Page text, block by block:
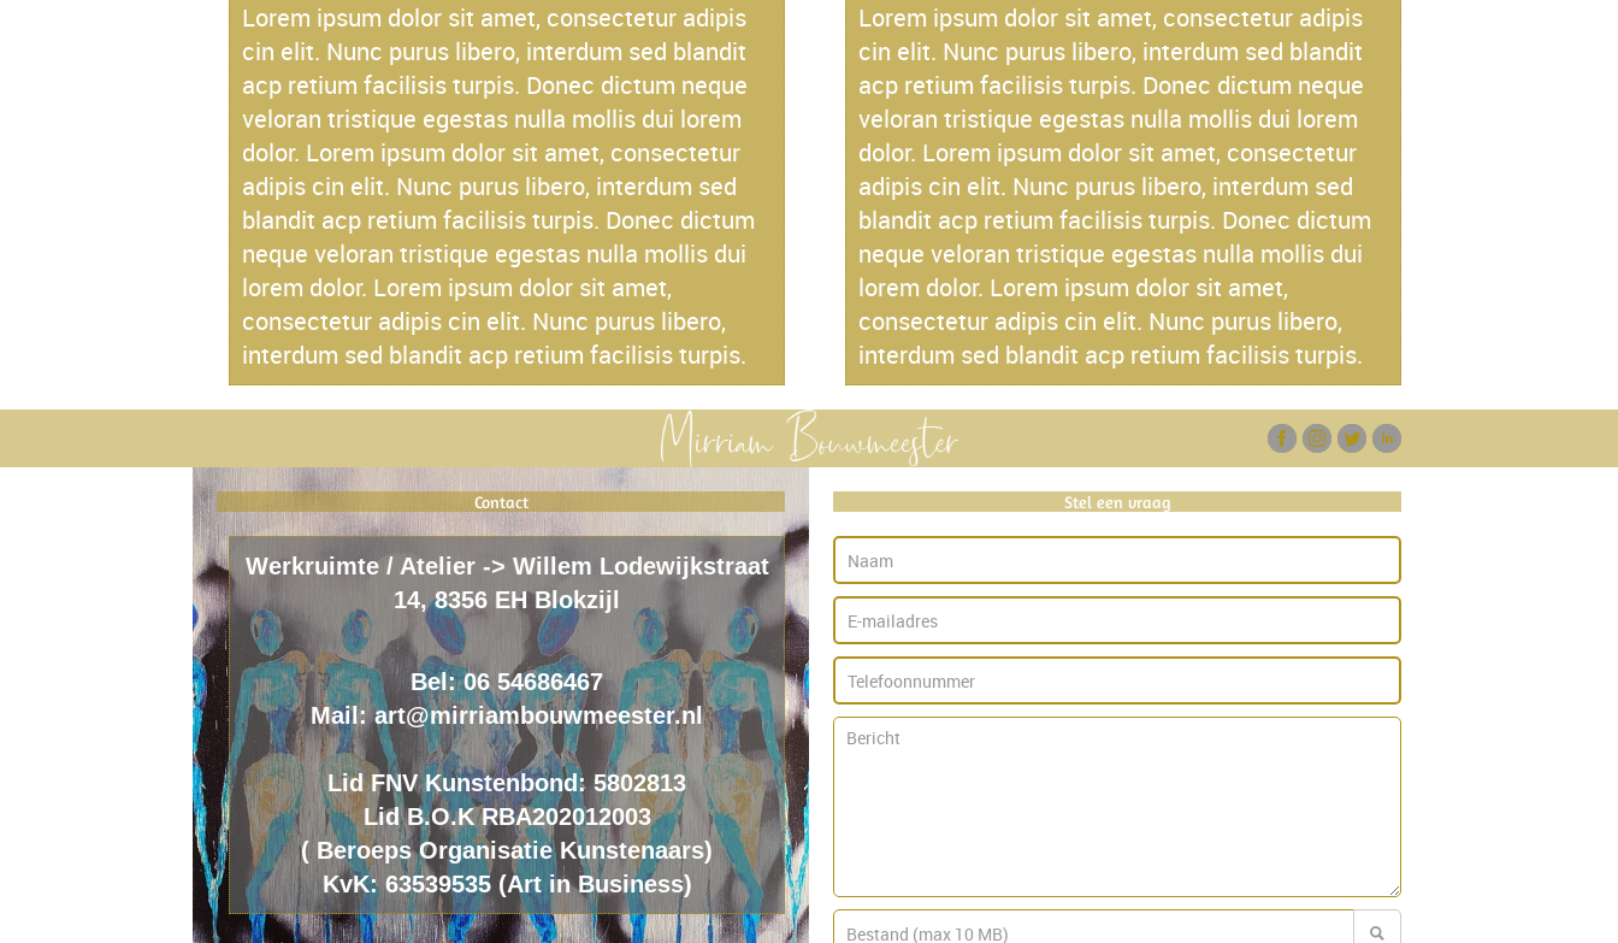
Lorem ipsum dolor sit amet, consectetur adipis
cin elit. Nunc purus libero, interdum sed blandit
acp retium facilisis turpis. Donec dictum neque
veloran tristique egestas nulla mollis dui lorem
dolor. Lorem ipsum dolor sit amet, consectetur
adipis cin elit. Nunc purus libero, interdum sed
blandit acp retium facilisis turpis. Donec dictum
neque veloran tristique egestas nulla mollis dui
lorem dolor. Lorem ipsum dolor sit amet,
consectetur adipis cin elit. Nunc purus libero,
interdum sed blandit acp retium facilisis turpis.
Lorem ipsum dolor sit amet, consectetur adipis
cin elit. Nunc purus libero, interdum sed blandit
acp retium facilisis turpis. Donec dictum neque
veloran tristique egestas nulla mollis dui lorem
dolor. Lorem ipsum dolor sit amet, consectetur
adipis cin elit. Nunc purus libero, interdum sed
blandit acp retium facilisis turpis. Donec dictum
neque veloran tristique egestas nulla mollis dui
lorem dolor. Lorem ipsum dolor sit amet,
consectetur adipis cin elit. Nunc purus libero,
interdum sed blandit acp retium facilisis turpis.
Contact
Werkruimte / Atelier -> Willem Lodewijkstraat
14, 8356 EH Blokzijl
Bel: 06 54686467
Mail: art@mirriambouwmeester.nl
Lid FNV Kunstenbond: 5802813
Lid B.O.K RBA202012003
( BeroepsOrganisatieKunstenaars)
KvK: 63539535 (Art in Business)
Stel een vraag